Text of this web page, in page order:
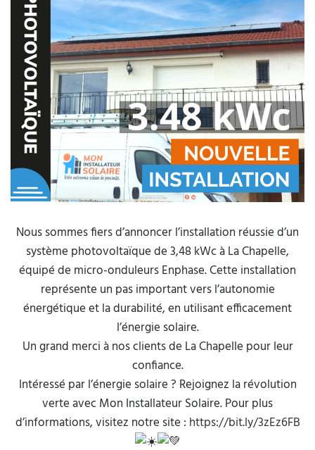
Nous sommes fiers d’annoncer l’installation réussie d’un
système photovoltaïque de 3,48 kWc à La Chapelle,
équipé de micro-onduleurs Enphase. Cette installation
représente un pas important vers l’autonomie
énergétique et la durabilité, en utilisant efficacement
l’énergie solaire.
Un grand merci à nos clients de La Chapelle pour leur
confiance.
Intéressé par l’énergie solaire ? Rejoignez la révolution
verte avec Mon Installateur Solaire. Pour plus
d’informations, visitez notre site : https://bit.ly/3zEz6FB